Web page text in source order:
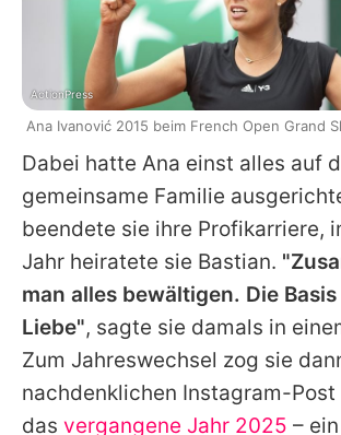
Dabei hatte Ana einst alles auf
gemeinsame Familie
beendete sie ihre Profikarriere,
Jahr heiratete sie Bastian.
man alles bewältigen. Die
Liebe", sagte sie damals in
Zum Jahreswechsel zog sie
nachdenklichen Instagram-Post
das vergangene Jahr 2025 –
ActionPress
Ana Ivanović 2015 beim French Open Grand